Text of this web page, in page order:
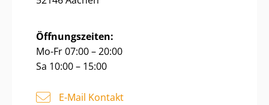
Öffnungszeiten:
Mo-Fr 07:00 – 20:00
Sa 10:00 – 15:00
E-Mail Kontakt